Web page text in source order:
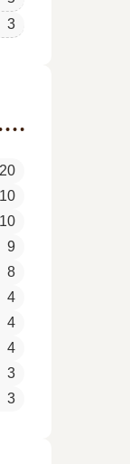
3
20
10
10
9
8
4
4
4
3
3